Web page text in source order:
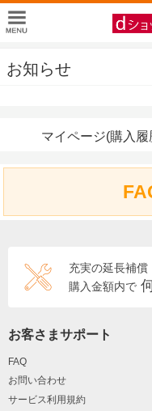
お知らせ
マイページ(購入
充実の延長補償
購入金額内で
お客さまサポート
FAQ
お問い合わせ
サービス利用規約